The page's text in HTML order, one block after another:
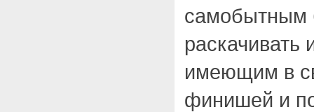
раскачивать
имеющим в
финишей и